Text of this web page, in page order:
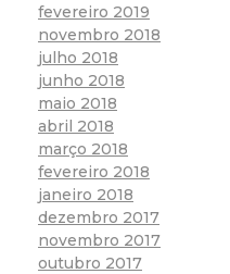
fevereiro 2019
novembro 2018
julho 2018
junho 2018
maio 2018
abril 2018
março 2018
fevereiro 2018
janeiro 2018
dezembro 2017
novembro 2017
outubro 2017